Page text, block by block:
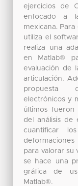
ejercicios de
enfocado a
mexicana.
utiliza el
realiza una
en Matlab®
evaluación de
articulación.
propuesta
electrónicos y
últimos fueron
del análisis de
cuantificar
para valorar su
se hace una
gráfica de
Matlab®.